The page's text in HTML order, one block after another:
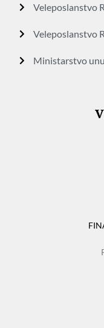
Veleposlanstvo
Veleposlanstvo
Ministarstvo